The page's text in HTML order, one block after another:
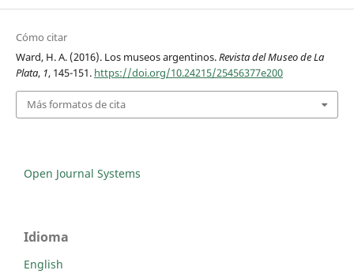
Cómo citar
Ward, H. A. (2016). Los museos argentinos.Revista del Museo de La
Plata, 1, 145-151. https://doi.org/10.24215/25456377e200
Más formatos de cita
Open Journal Systems
Idioma
English